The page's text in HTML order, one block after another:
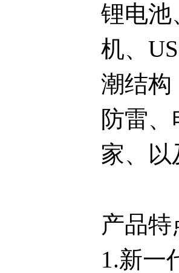
锂电池
机、
潮结构
防雷
家、
产品特
1.新一